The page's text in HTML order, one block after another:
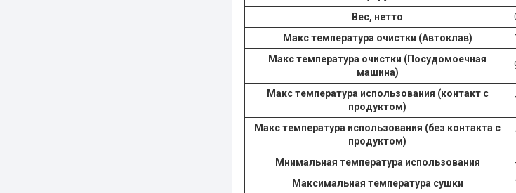
Вес, нетто
Maкс температура очистки (Автоклав)
Maкс температура очистки (Посудомоечная
машина)
Maкс температура использования (контакт с
продуктом)
Maкс температура использования (без контакта с
продуктом)
Мнимальная температура использования
Максимальная температура сушки